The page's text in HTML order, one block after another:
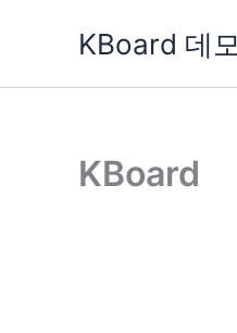
KBoard 데모
KBoard